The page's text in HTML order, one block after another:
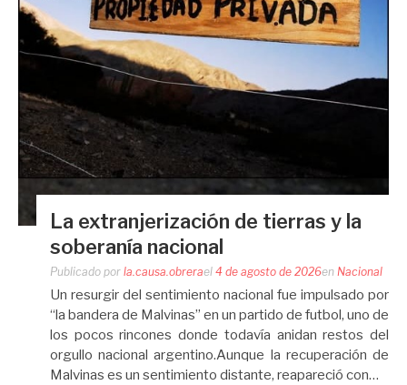
La extranjerización de tierras y la
soberanía nacional
Publicado por la.causa.obrerael 4 de agosto de 2026en Nacional
Un resurgir del sentimiento nacional fue impulsado por
“la bandera de Malvinas” en un partido de futbol, uno de
los pocos rincones donde todavía anidan restos del
orgullo nacional argentino.Aunque la recuperación de
Malvinas es un sentimiento distante, reapareció con…